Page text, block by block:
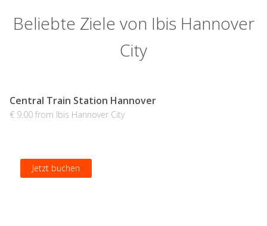
Beliebte Ziele von Ibis Hannover
City
Central Train Station Hannover
€ 9.00 from Ibis Hannover City
Jetzt buchen